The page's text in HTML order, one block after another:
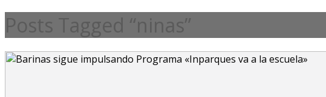
Posts Tagged “ninas”